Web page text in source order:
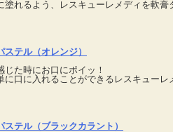
塗れるよう、レスキューレメディを軟膏
ステル（オレンジ）
じた時にお口にポイッ！
に口に入れることができるレスキュー
ステル（ブラックカラント）